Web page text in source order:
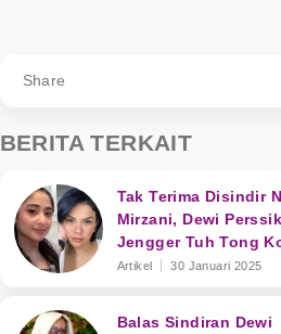
Share
BERITA TERKAIT
Tak Terima Disindir
Mirzani, Dewi
Jengger Tuh Tong
Nyaring Bunyinya
Artikel 30 Januari 2025
Balas Sindiran Dewi